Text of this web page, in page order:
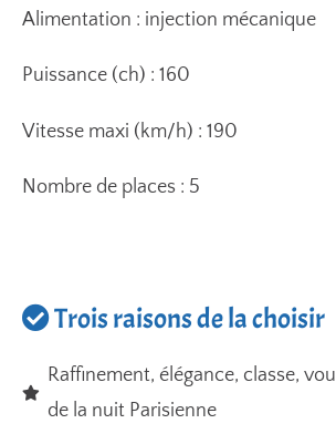
Alimentation : injection mécanique
Puissance (ch) : 160
Vitesse maxi (km/h) : 190
Nombre de places : 5
Trois raisons de la choisir
Raffinement, élégance, classe,
de la nuit Parisienne